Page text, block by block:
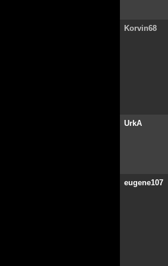
Korvin68
UrkA
eugene107